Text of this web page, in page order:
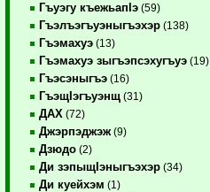
Гъуэгу къежьапIэ (59)
Гъэлъэгъуэныгъэхэр (138)
Гъэмахуэ (13)
Гъэмахуэ зыгъэпсэхугъуэ (19)
Гъэсэныгъэ (16)
ГъэщIэгъуэнщ (31)
ДАХ (72)
Джэрпэджэж (9)
Дзюдо (2)
Ди зэпыщIэныгъэхэр (34)
Ди куейхэм (1)